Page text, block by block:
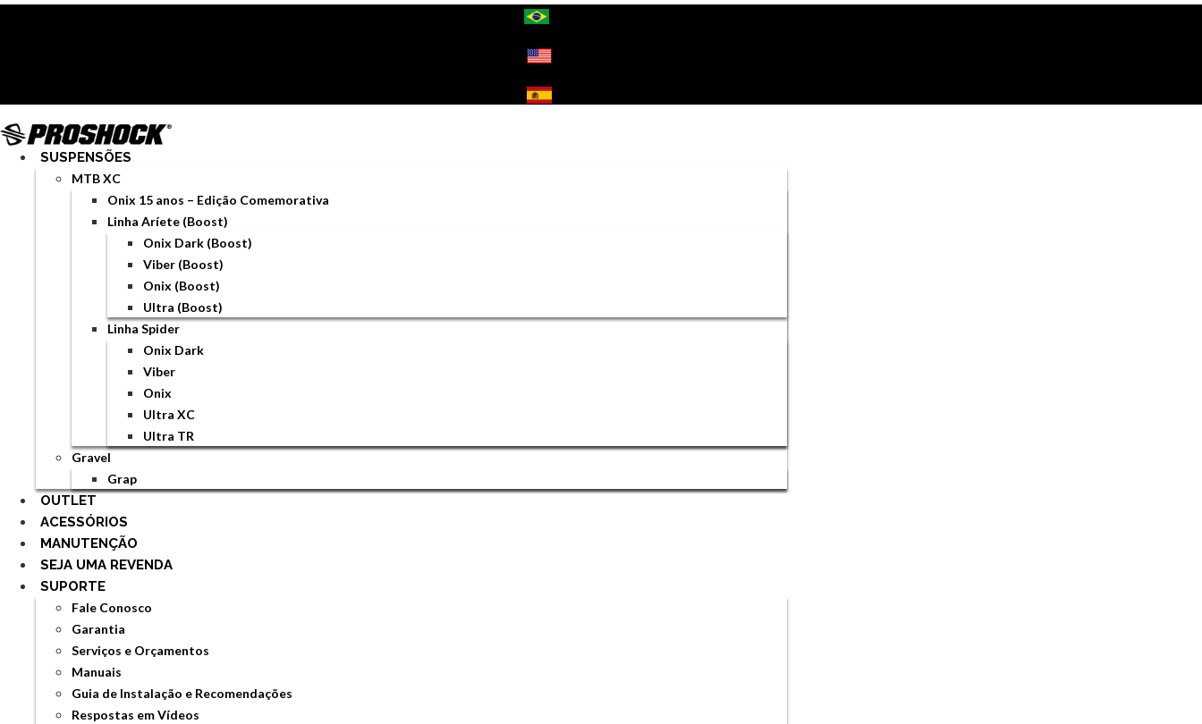
SUSPENSÕES
MTB XC
Onix 15 anos – Edição Comemorativa
Linha Aríete (Boost)
Onix Dark (Boost)
Viber (Boost)
Onix (Boost)
Ultra (Boost)
Linha Spider
Onix Dark
Viber
Onix
Ultra XC
Ultra TR
Gravel
Grap
OUTLET
ACESSÓRIOS
MANUTENÇÃO
SEJA UMA REVENDA
SUPORTE
Fale Conosco
Garantia
Serviços e Orçamentos
Manuais
Guia de Instalação e Recomendações
Respostas em Vídeos